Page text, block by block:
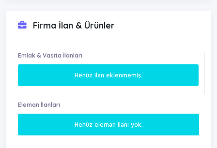
Firma İlan & Ürünler
Emlak & Vasıta İlanları
Henüz ilan eklenmemiş.
Eleman İlanları
Henüz eleman ilanı yok.